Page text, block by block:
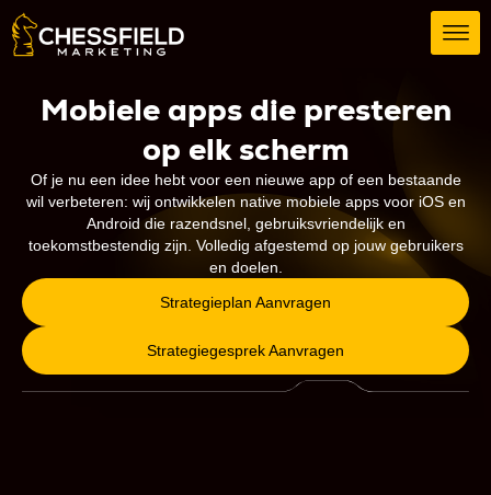
Mobiele apps die presteren
op elk scherm
Of je nu een idee hebt voor een nieuwe app of een bestaande
wil verbeteren: wij ontwikkelen native mobiele apps voor iOS en
Android die razendsnel, gebruiksvriendelijk en
toekomstbestendig zijn. Volledig afgestemd op jouw gebruikers
en doelen.
Strategieplan Aanvragen
Strategiegesprek Aanvragen